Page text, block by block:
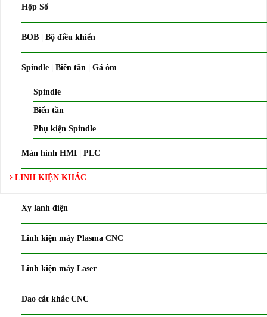
Hộp Số
BOB | Bộ điều khiển
Spindle | Biến tần | Gá ôm
Spindle
Biến tần
Phụ kiện Spindle
Màn hình HMI | PLC
LINH KIỆN KHÁC
Xy lanh điện
Linh kiện máy Plasma CNC
Linh kiện máy Laser
Dao cắt khắc CNC